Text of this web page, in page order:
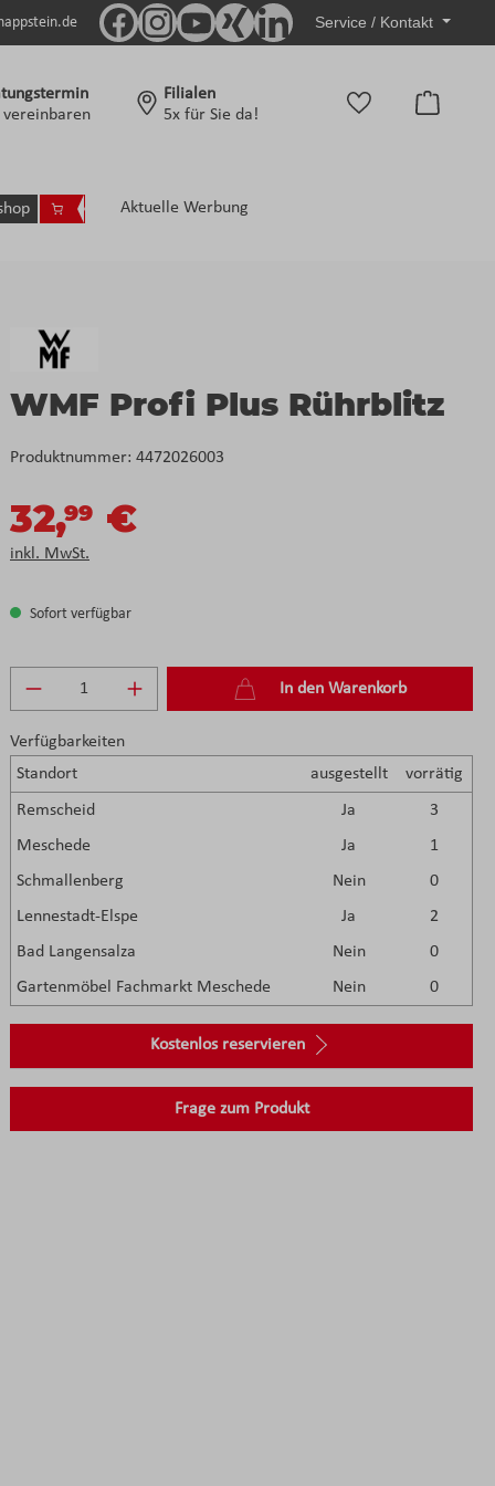
Service / Kontakt
vereinbaren
Filialen
5x für Sie da!
Aktuelle Werbung
WMF Profi Plus Rührblitz
Produktnummer: 4472026003
32,99 €
inkl. MwSt.
Sofort verfügbar
Produkt Anzahl: Gib den gewünschten
In den Warenkorb
Verfügbarkeiten
Standort
ausgestellt vorrätig
Remscheid Ja
3
Meschede
Ja
1
Schmallenberg
Nein
0
Lennestadt-Elspe
Ja
2
Bad Langensalza
Nein
0
Gartenmöbel Fachmarkt Meschede
Nein 0
Kostenlos reservieren
Frage zum Produkt